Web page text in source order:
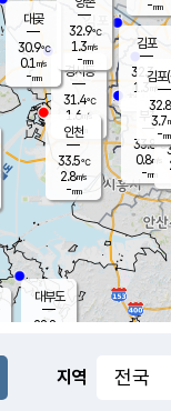
대부도
28.8
경서동
31.4℃
1.6 m/s
-mm
-mm
대곶
30.9℃
0.1 m/s
-mm
김포
32.3℃
1.3 m/s
mm
부천
33.8℃
0.8m/s
-mm
32.9℃
1.3m/s
-mm
김포
32.8
3.7
-mm
인천
33.5℃
2.8m/s
-mm
지역